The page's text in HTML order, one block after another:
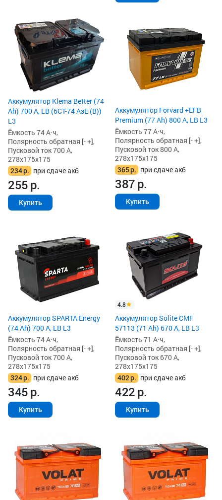
Аккумулятор Klema Better (74
Ah) 700 А, LB (6СТ-74 АзЕ (B))
L3
Ёмкость 74 А·ч,
Полярность обратная [- +],
Пусковой ток 700 А,
278x175x175
234р. при сдаче акб
255р.
Купить
Аккумулятор Forvard +EFB
Premium (77 Ah) 800 А, LB L3
Ёмкость 77 А·ч,
Полярность обратная [- +],
Пусковой ток 800 А,
278x175x175
365р. при сдаче акб
387р.
Купить
Аккумулятор SPARTA Energy
(74 Ah) 700 А, LB L3
Ёмкость 74 А·ч,
Полярность обратная [- +],
Пусковой ток 700 А,
278x175x175
324р. при сдаче акб
345р.
Купить
4.8
Аккумулятор Solite CMF
57113 (71 Ah) 670 А, LB L3
Ёмкость 71 А·ч,
Полярность обратная [- +],
Пусковой ток 670 А,
278x175x175
402р. при сдаче акб
422р.
Купить